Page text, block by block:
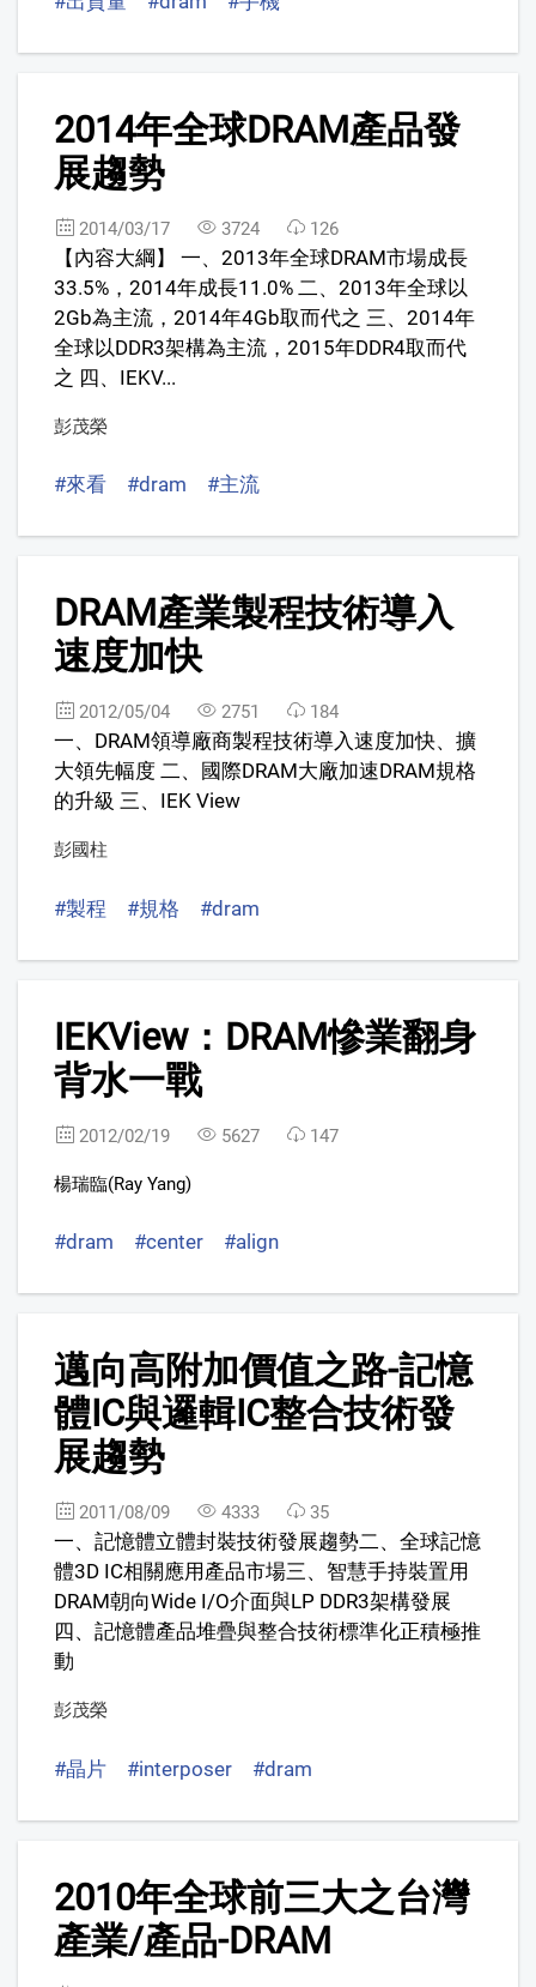
2014年全球DRAM產品發
展趨勢
2014/03/17 3724 126
【內容大綱】 一、2013年全球DRAM市場成長
33.5%，2014年成長11.0% 二、2013年全球以
2Gb為主流，2014年4Gb取而代之 三、2014年
全球以DDR3架構為主流，2015年DDR4取而代
之 四、IEKV...
彭茂榮
#來看 #dram #主流
DRAM產業製程技術導入
速度加快
2012/05/04 2751 184
一、DRAM領導廠商製程技術導入速度加快、擴
大領先幅度 二、國際DRAM大廠加速DRAM規格
的升級 三、IEK View
彭國柱
#製程 #規格 #dram
5
FREEIEKView：DRAM慘業翻身
背水一戰
2012/02/19 5627 147
楊瑞臨(Ray Yang)
#dram #center #align
6
FREE邁向高附加價值之路-記憶
體IC與邏輯IC整合技術發
展趨勢
2011/08/09 4333 35
一、記憶體立體封裝技術發展趨勢二、全球記憶
體3D IC相關應用產品市場三、智慧手持裝置用
DRAM朝向Wide I/O介面與LP DDR3架構發展
四、記憶體產品堆疊與整合技術標準化正積極推
動
彭茂榮
#晶片 #interposer #dram
7
FREE2010年全球前三大之台灣
產業/產品-DRAM